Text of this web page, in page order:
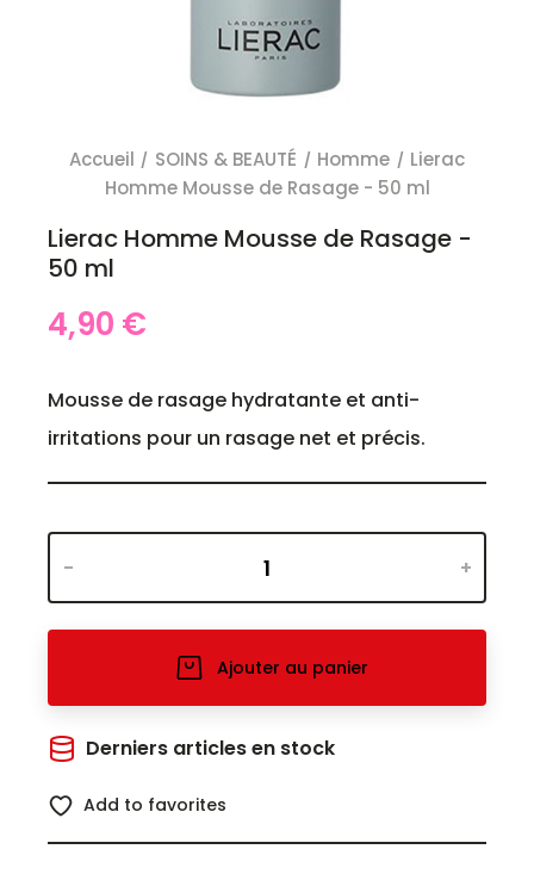
Accueil SOINS & BEAUTÉ Homme
Lierac
Homme Mousse de Rasage - 50 ml
Lierac Homme Mousse de Rasage -
50 ml
4,90 €
Mousse de rasage hydratante et anti-
irritations pour un rasage net et précis.
- +
Ajouter au panier
Derniers articles en stock
Add to favorites